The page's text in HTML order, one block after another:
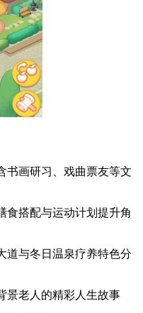
书画研习、戏曲票友等文
食搭配与运动计划提升角
道与冬日温泉疗养特色分
景老人的精彩人生故事